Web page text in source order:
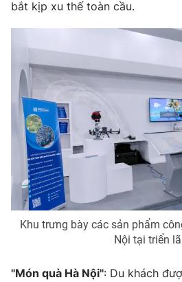
® Cấm sao chép dưới mọi hình thức
thuận bằng văn bản. Ghi rõ nguồn
thông tin từ website này.
bắt kịp xu thế toàn cầu.
Khu trưng bày các sản phẩm
Nội tại triển
"Món quà Hà Nội": Du khách